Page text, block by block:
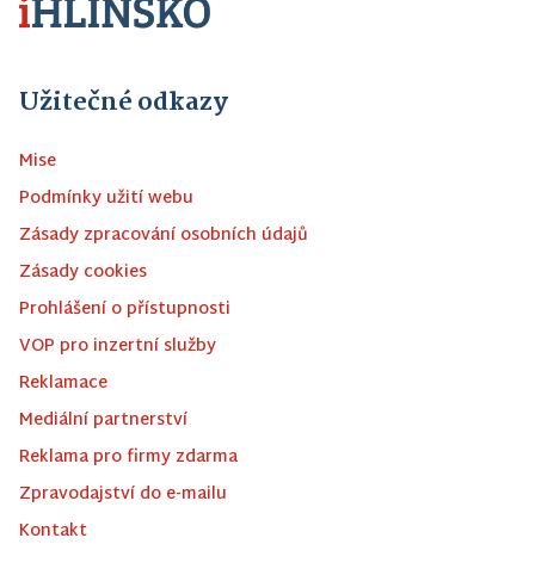
Užitečné odkazy
Mise
Podmínky užití webu
Zásady zpracování osobních údajů
Zásady cookies
Prohlášení o přístupnosti
VOP pro inzertní služby
Reklamace
Mediální partnerství
Reklama pro firmy zdarma
Zpravodajství do e-mailu
Kontakt